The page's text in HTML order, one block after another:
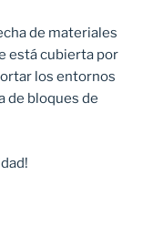
de materiales
está cubierta por
los entornos
de bloques de